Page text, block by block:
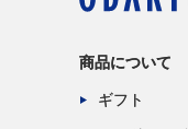
商品について
ギフト